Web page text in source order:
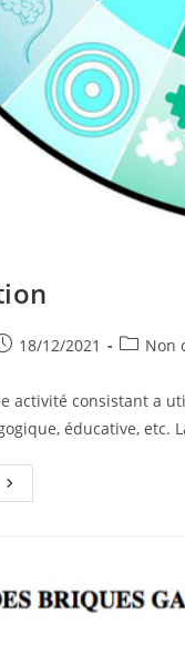
18/12/2021
PostNon
activité consistant a
éducative, etc.
La